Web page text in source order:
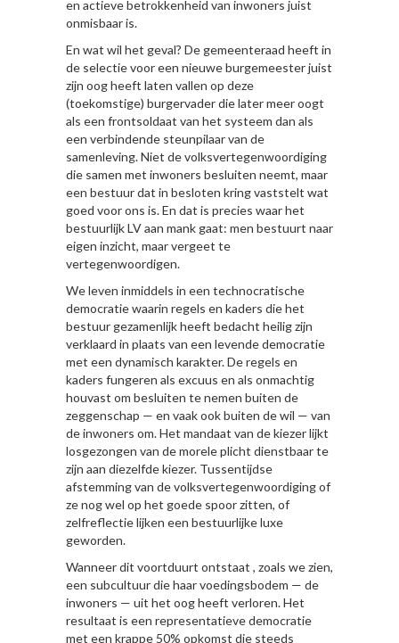
en actieve betrokkenheid van inwoners juist
onmisbaar is.
En wat wil het geval? De gemeenteraad heeft in
de selectie voor een nieuwe burgemeester juist
zijn oog heeft laten vallen op deze
(toekomstige) burgervader die later meer oogt
als een frontsoldaat van het systeem dan als
een verbindende steunpilaar van de
samenleving. Niet de volksvertegenwoordiging
die samen met inwoners besluiten neemt, maar
een bestuur dat in besloten kring vaststelt wat
goed voor ons is. En dat is precies waar het
bestuurlijk LV aan mank gaat: men bestuurt naar
eigen inzicht, maar vergeet te
vertegenwoordigen.
We leven inmiddels in een technocratische
democratie waarin regels en kaders die het
bestuur gezamenlijk heeft bedacht heilig zijn
verklaard in plaats van een levende democratie
met een dynamisch karakter. De regels en
kaders fungeren als excuus en als onmachtig
houvast om besluiten te nemen buiten de
zeggenschap — en vaak ook buiten de wil — van
de inwoners om. Het mandaat van de kiezer lijkt
losgezongen van de morele plicht dienstbaar te
zijn aan diezelfde kiezer. Tussentijdse
afstemming van de volksvertegenwoordiging of
ze nog wel op het goede spoor zitten, of
zelfreflectie lijken een bestuurlijke luxe
geworden.
Wanneer dit voortduurt ontstaat , zoals we zien,
een subcultuur die haar voedingsbodem — de
inwoners — uit het oog heeft verloren. Het
resultaat is een representatieve democratie
met een krappe 50% opkomst die steeds